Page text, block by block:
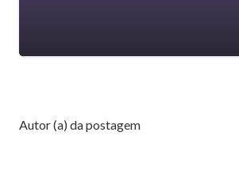
Autor (a) da postagem